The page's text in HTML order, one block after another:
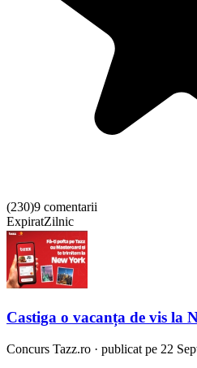
(230)9 comentarii
ExpiratZilnic
Castiga o vacanța de vis la
Concurs Tazz.ro · publicat pe 22